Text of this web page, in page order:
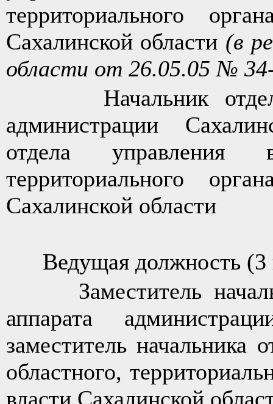
территориального
Сахалинской области (в
области от 26.05.05 №
Начальник отдела
администрации
отдела управления
территориального
Сахалинской области
Ведущая должность (3
Заместитель
аппарата
заместитель начальника
областного,
власти Сахалинской